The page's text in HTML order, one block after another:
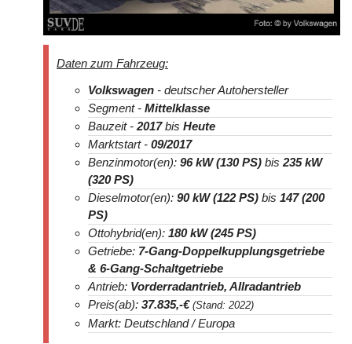
Daten zum Fahrzeug:
Volkswagen - deutscher Autohersteller
Segment - Mittelklasse
Bauzeit - 2017bis Heute
Marktstart - 09/2017
Benzinmotor(en): 96 kW (130 PS) bis 235 kW
(320 PS)
Dieselmotor(en): 90 kW (122 PS) bis 147 (200
PS)
Ottohybrid(en): 180 kW (245 PS)
Getriebe: 7-Gang-Doppelkupplungsgetriebe
& 6-Gang-Schaltgetriebe
Antrieb: Vorderradantrieb, Allradantrieb
Preis(ab): 37.835,-€ (Stand: 2022)
Markt: Deutschland / Europa